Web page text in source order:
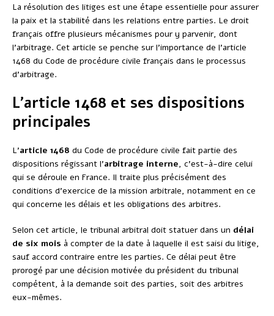
La résolution des litiges est une étape essentielle pour assurer
la paix et la stabilité dans les relations entre parties. Le droit
français offre plusieurs mécanismes pour y parvenir, dont
l’arbitrage. Cet article se penche sur l’importance de l’article
1468 du Code de procédure civile français dans le processus
d’arbitrage.
L’article 1468 et ses dispositions
principales
L’article 1468 du Code de procédure civile fait partie des
dispositions régissant l’arbitrage interne, c’est-à-dire celui
qui se déroule en France. Il traite plus précisément des
conditions d’exercice de la mission arbitrale, notamment en ce
qui concerne les délais et les obligations des arbitres.
Selon cet article, le tribunal arbitral doit statuer dans un délai
de six mois à compter de la date à laquelle il est saisi du litige,
sauf accord contraire entre les parties. Ce délai peut être
prorogé par une décision motivée du président du tribunal
compétent, à la demande soit des parties, soit des arbitres
eux-mêmes.